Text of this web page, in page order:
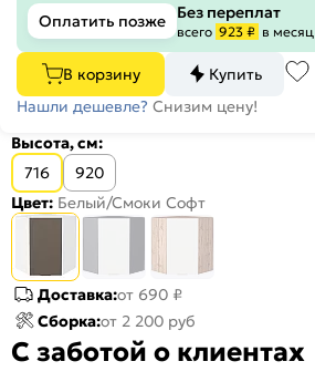
Оплатить позже Без переплат
всего 923 ₽ в месяц
В корзину
Купить
Нашли дешевле? Снизим цену!
Высота, см:
716
920
Цвет: Белый/Смоки Софт
Доставка:от 690 ₽
Сборка:от 2 200 руб
С заботой о клиентах